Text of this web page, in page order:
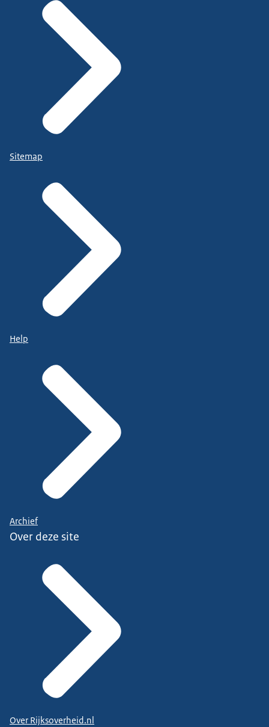
Sitemap
Help
Archief
Over deze site
Over Rijksoverheid.nl